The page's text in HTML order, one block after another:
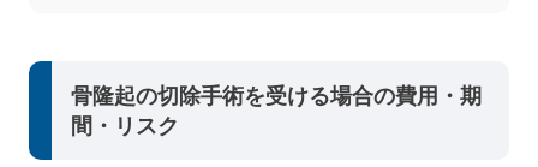
骨隆起の切除手術を受ける場合の費用・期
間・リスク